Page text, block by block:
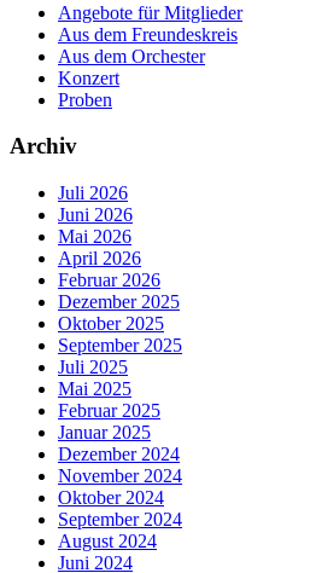
Angebote für Mitglieder
Aus dem Freundeskreis
Aus dem Orchester
Konzert
Proben
Archiv
Juli 2026
Juni 2026
Mai 2026
April 2026
Februar 2026
Dezember 2025
Oktober 2025
September 2025
Juli 2025
Mai 2025
Februar 2025
Januar 2025
Dezember 2024
November 2024
Oktober 2024
September 2024
August 2024
Juni 2024